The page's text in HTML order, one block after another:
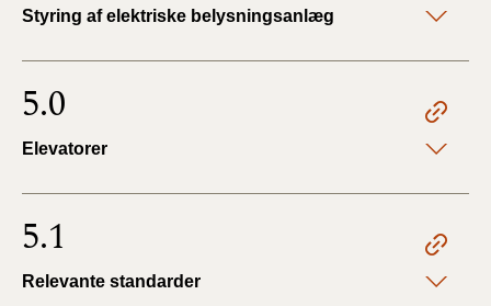
Styring af elektriske belysningsanlæg
5.0
Elevatorer
5.1
Relevante standarder